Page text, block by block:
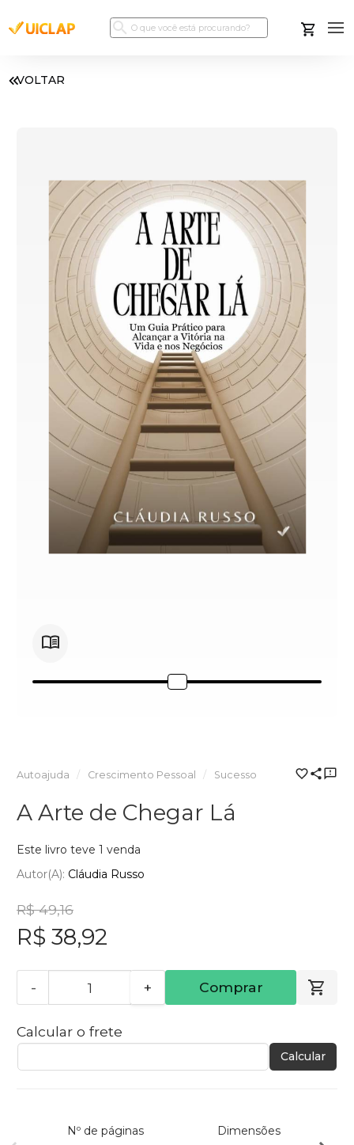
VOLTAR
Autoajuda Crescimento Pessoal Sucesso
A Arte de Chegar Lá
Este livro teve 1 venda
Autor(a): Cláudia Russo
R$ 49,16
R$ 38,92
- + Comprar
Calcular o frete
Calcular
Nº de páginas Dimensões